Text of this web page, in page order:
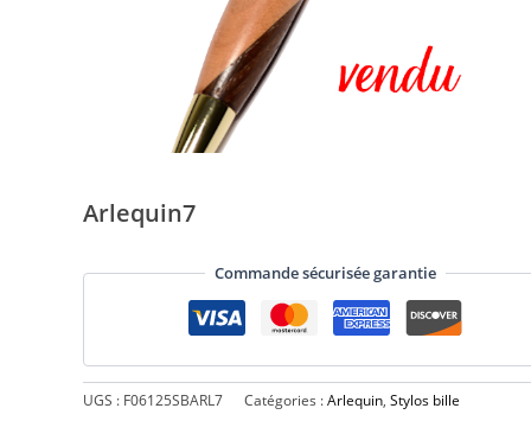
Arlequin7
Commande sécurisée garantie
UGS : F06125SBARL7 Catégories :Arlequin, Stylos bille